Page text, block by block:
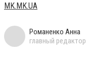
MK.MK.UA
Романенко Анна
главный редактор